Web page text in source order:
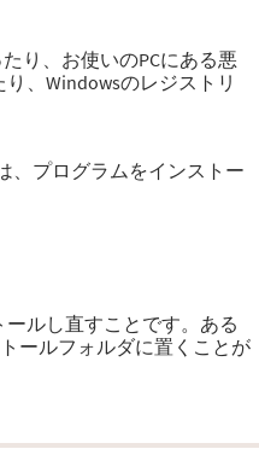
り、お使いのPCにある悪
、Windowsのレジストリ
、プログラムをインストー
ルし直すことです。ある
ールフォルダに置くことが